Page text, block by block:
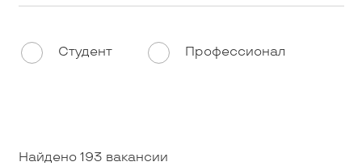
Студент Профессионал
Найдено 193 вакансии